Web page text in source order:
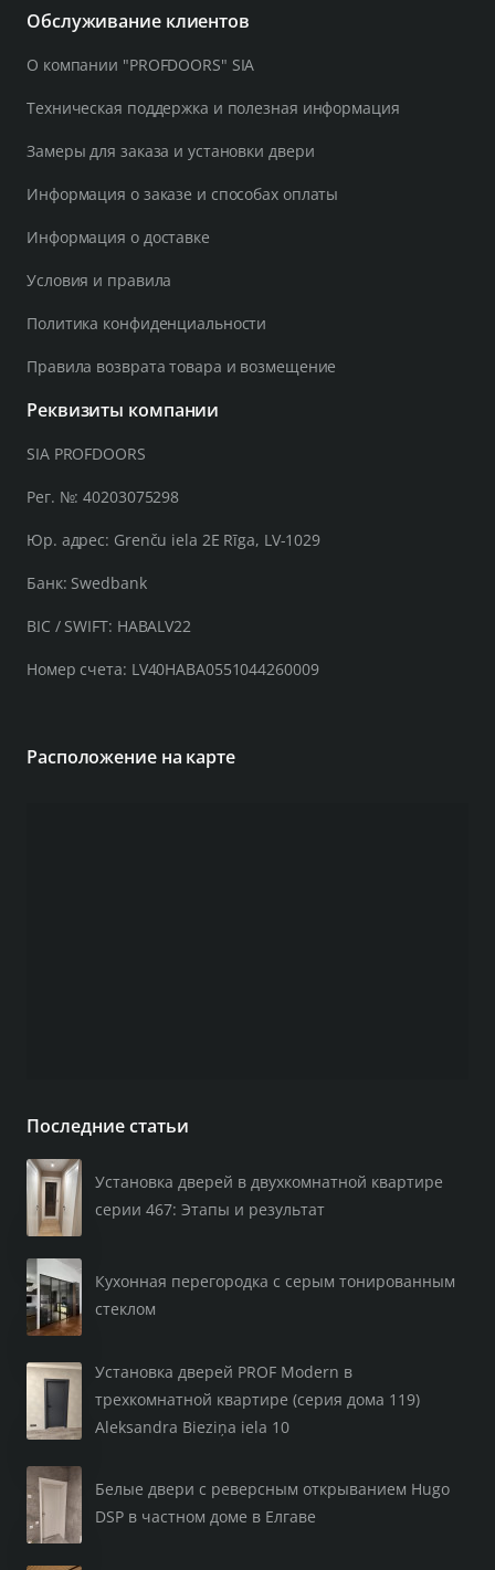
Обслуживание клиентов
О компании "PROFDOORS" SIA
Техническая поддержка и полезная информация
Замеры для заказа и установки двери
Информация о заказе и способах оплаты
Информация о доставке
Условия и правила
Политика конфиденциальности
Правила возврата товара и возмещение
Реквизиты компании
SIA PROFDOORS
Рег. №: 40203075298
Юр. адрес: Grenču iela 2E Rīga, LV-1029
Банк: Swedbank
BIC / SWIFT: HABALV22
Номер счета: LV40HABA0551044260009
Расположение на карте
Последние статьи
Установка дверей в двухкомнатной квартире
серии 467: Этапы и результат
Кухонная перегородка с серым тонированным
стеклом
Установка дверей PROF Modern в
трехкомнатной квартире (серия дома 119)
Aleksandra Bieziņa iela 10
Белые двери с реверсным открыванием Hugo
DSP в частном доме в Елгаве